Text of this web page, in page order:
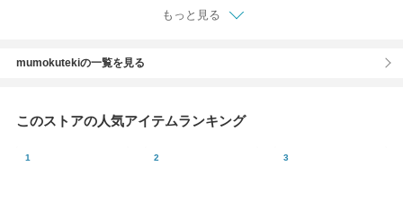
もっと見る
mumokutekiの一覧を見る
このストアの人気アイテムランキング